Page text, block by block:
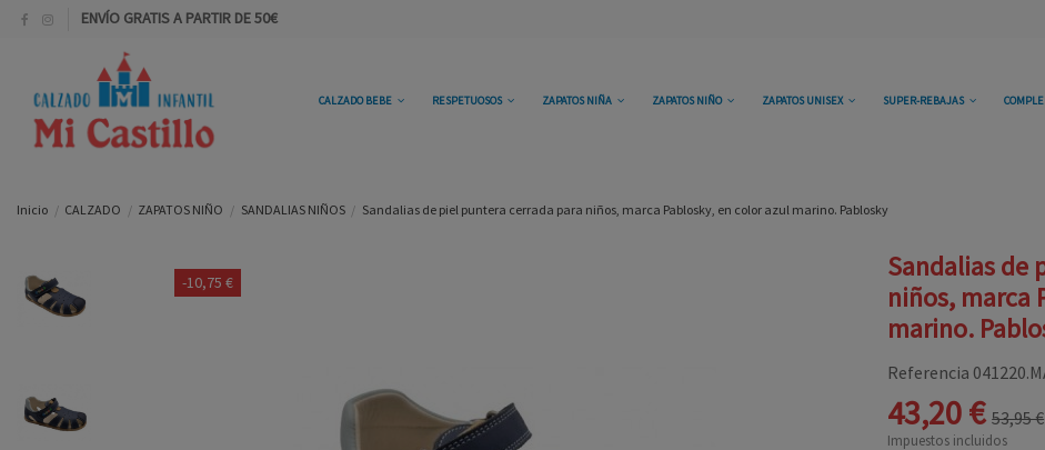
ENVÍO GRATIS A PARTIR DE 50€
CALZADO BEBE RESPETUOSOS ZAPATOS NIÑA ZAPATOS NIÑO ZAPATOS UNISEX SUPER-REBAJAS
Inicio CALZADO ZAPATOS NIÑO SANDALIAS NIÑOS Sandalias de piel puntera cerrada para niños, marca Pablosky, en color azul marino. Pablosky
-10,75 €
Sandalias de
niños, marca
marino.
Referencia
43,20 € 53,95 €
Impuestos incluidos